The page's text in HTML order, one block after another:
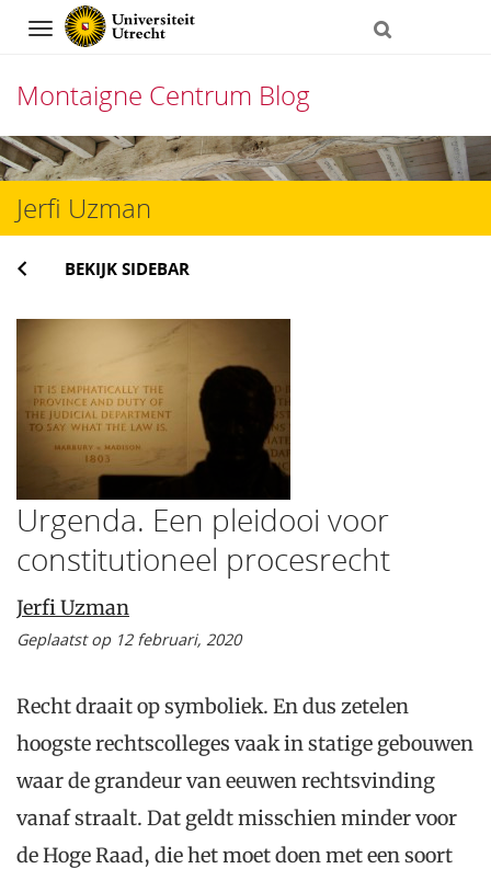
Navigation
Montaigne Centrum Blog
Direct
het
inhoud
Jerfi Uzman
BEKIJK SIDEBAR
Urgenda. Een pleidooi voor
constitutioneel procesrecht
Jerfi Uzman
Geplaatst op 12 februari, 2020
Recht draait op symboliek. En dus zetelen
hoogste rechtscolleges vaak in statige gebouwen
waar de grandeur van eeuwen rechtsvinding
vanaf straalt. Dat geldt misschien minder voor
de Hoge Raad, die het moet doen met een soort